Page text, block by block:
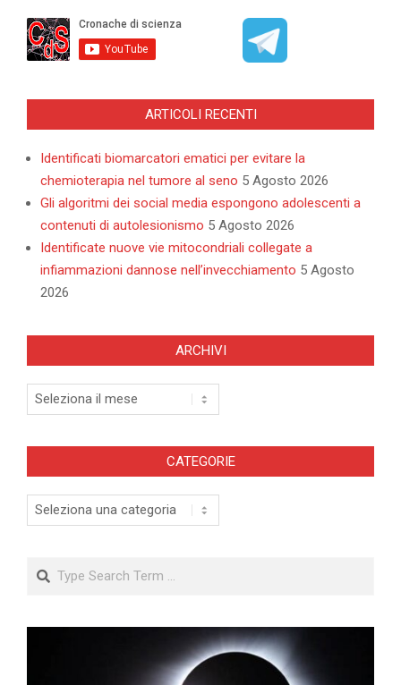
ARTICOLI RECENTI
Identificati biomarcatori ematici per evitare la
chemioterapia nel tumore al seno 5 Agosto 2026
Gli algoritmi dei social media espongono adolescenti a
contenuti di autolesionismo 5 Agosto 2026
Identificate nuove vie mitocondriali collegate a
infiammazioni dannose nell’invecchiamento 5 Agosto
2026
ARCHIVI
Archivi
CATEGORIE
Categorie
Search